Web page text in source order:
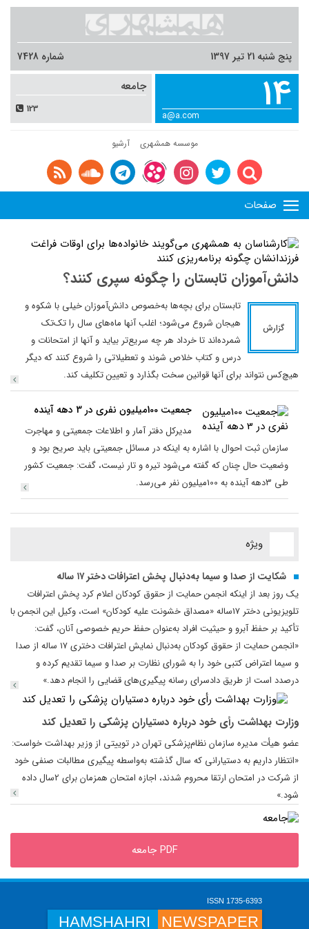
14
a@a.com
پنج شنبه 21 تیر 1397 شماره 7428
جامعه
123
موسسه همشهری آرشیو
صفحات
ویژه
شکایت از صدا و سیما به‌دنبال پخش اعترافات دختر ۱۷ ساله
یک روز بعد از اینکه انجمن حمایت از حقوق کودکان اعلام کرد پخش اعترافات
تلویزیونی دختر 17ساله «مصداق خشونت علیه کودکان» است، وکیل این انجمن با
تأکید بر حفظ آبرو و حیثیت افراد به‌عنوان حفظ حریم خصوصی آنان، گفت:
«انجمن حمایت از حقوق کودکان به‌دنبال نمایش اعترافات دختری ۱۷ ساله از صدا
و سیما اعتراض کتبی خود را به شورای نظارت بر صدا و سیما تقدیم کرده و
درصدد است از طریق دادسرای رسانه‌ پیگیری‌های قضایی را انجام دهد.»
وزارت بهداشت رأی خود درباره دستیاران پزشکی را تعدیل کند
عضو هیأت مدیره سازمان نظام‌پزشکی تهران در توییتی از وزیر بهداشت خواست:
«انتظار داریم به دستیارانی که سال گذشته به‌واسطه پیگیری مطالبات صنفی خود
از شرکت در امتحان ارتقا محروم شدند، اجازه امتحان همزمان برای 2سال داده
شود.»
دانش‌آموزان تابستان را چگونه سپری کنند؟
گزارش
تابستان برای بچه‌ها به‌خصوص دانش‌آموزان خیلی با شکوه و
هیجان شروع می‌شود؛ اغلب آنها ماه‌های سال را تک‌تک
شمرده‌اند تا خرداد هر چه سریع‌تر بیاید و آنها از امتحانات و
درس و کتاب خلاص شوند و تعطیلاتی را شروع کنند که دیگر
هیچ‌کس نتواند برای آنها قوانین سخت بگذارد و تعیین تکلیف کند.
جمعیت 100میلیون نفری در 3 دهه آینده
مدیرکل دفتر آمار و اطلاعات جمعیتی و مهاجرت
سازمان ثبت احوال با اشاره به اینکه در مسائل جمعیتی باید صریح بود و
وضعیت حال چنان که گفته می‌شود تیره و تار نیست، گفت: جمعیت کشور
طی 3دهه آینده به 100میلیون نفر می‌رسد.
PDF جامعه
ISSN 1735-6393
HAMSHAHRI NEWSPAPER